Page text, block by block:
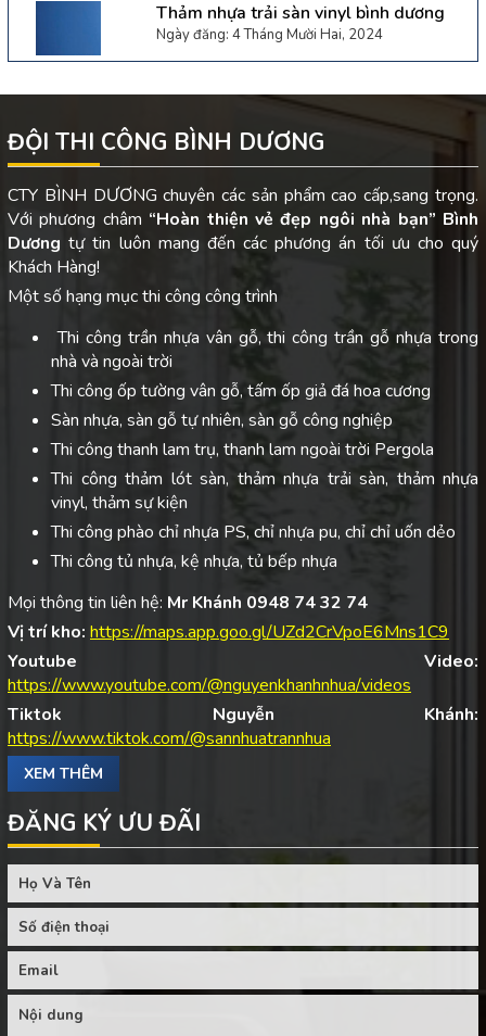
Thảm nhựa trải sàn vinyl bình dương
Ngày đăng: 4 Tháng Mười Hai, 2024
ĐỘI THI CÔNG BÌNH DƯƠNG
CTY BÌNH DƯƠNG chuyên các sản phẩm cao cấp,sang trọng.
Với phương châm “Hoàn thiện vẻ đẹp ngôi nhà bạn” Bình
Dươngtự tin luôn mang đến các phương án tối ưu cho quý
Khách Hàng!
Một số hạng mục thi công công trình
Thi công trần nhựa vân gỗ, thi công trần gỗ nhựa trong
nhà và ngoài trời
Thi công ốp tường vân gỗ, tấm ốp giả đá hoa cương
Sàn nhựa, sàn gỗ tự nhiên, sàn gỗ công nghiệp
Thi công thanh lam trụ, thanh lam ngoài trời Pergola
Thi công thảm lót sàn, thảm nhựa trải sàn, thảm nhựa
vinyl, thảm sự kiện
Thi công phào chỉ nhựa PS, chỉ nhựa pu, chỉ chỉ uốn dẻo
Thi công tủ nhựa, kệ nhựa, tủ bếp nhựa
Mọi thông tin liên hệ: Mr Khánh 0948 74 32 74
Vị trí kho: https://maps.app.goo.gl/UZd2CrVpoE6Mns1C9
Youtube Video:
https://www.youtube.com/@nguyenkhanhnhua/videos
Tiktok Nguyễn Khánh:
https://www.tiktok.com/@sannhuatrannhua
XEM THÊM
ĐĂNG KÝ ƯU ĐÃI